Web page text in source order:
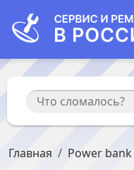
Главная Power bank